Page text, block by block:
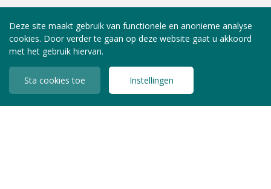
Deze site maakt gebruik van functionele en anonieme analyse
cookies. Door verder te gaan op deze website gaat u akkoord
met het gebruik hiervan.
Sta cookies toe Instellingen